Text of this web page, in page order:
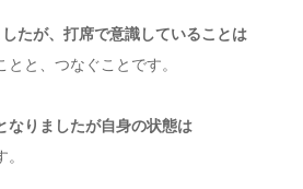
たが、打席で意識していることは
と、つなぐことです。
なりましたが自身の状態は